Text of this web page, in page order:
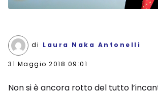
di Laura Naka Antonelli
31 Maggio 2018 09:01
Non si è ancora rotto del tutto